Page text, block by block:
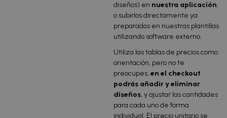
diseños) en nuestra aplicación,
o subirlos directamente ya
preparados en nuestras plantillas
utilizando software externo.
Utiliza las tablas de precios como
orientación, pero no te
preocupes, en el checkout
podrás añadir y eliminar
diseños, y ajustar las cantidades
para cada uno de forma
individual. El precio unitario se